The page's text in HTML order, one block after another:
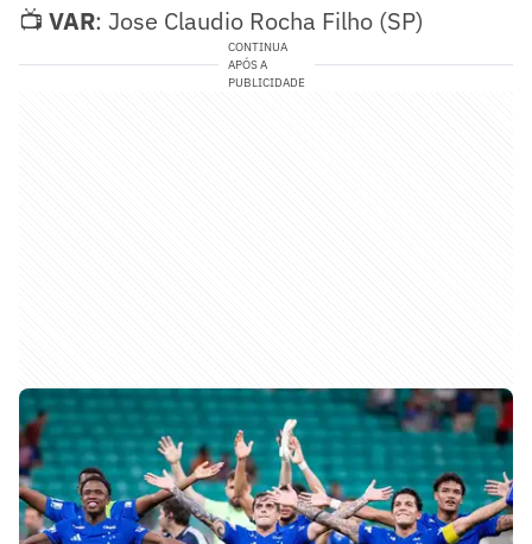
📺 VAR: Jose Claudio Rocha Filho (SP)
CONTINUA
APÓS A
PUBLICIDADE